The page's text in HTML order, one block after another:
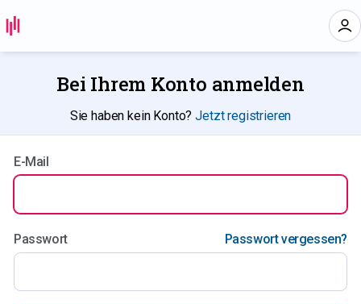
Bei Ihrem Konto anmelden
Sie haben kein Konto? Jetzt registrieren
E-Mail
Passwort Passwort vergessen?